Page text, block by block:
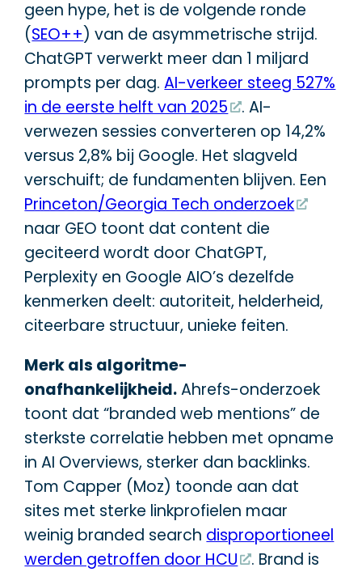
geen hype, het is de volgende ronde
(SEO++) van de asymmetrische strijd.
ChatGPT verwerkt meer dan 1 miljard
prompts per dag.AI-verkeer steeg 527%
in de eerste helft van 2025
. AI-
verwezen sessies converteren op 14,2%
versus 2,8% bij Google. Het slagveld
verschuift; de fundamenten blijven. Een
Princeton/Georgia Tech onderzoek
naar GEO toont dat content die
geciteerd wordt door ChatGPT,
Perplexity en Google AIO’s dezelfde
kenmerken deelt: autoriteit, helderheid,
citeerbare structuur, unieke feiten.
Merk als algoritme-
onafhankelijkheid.Ahrefs-onderzoek
toont dat “branded web mentions” de
sterkste correlatie hebben met opname
in AI Overviews, sterker dan backlinks.
Tom Capper (Moz) toonde aan dat
sites met sterke linkprofielen maar
weinig branded search disproportioneel
werden getroffen door HCU
. Brand is